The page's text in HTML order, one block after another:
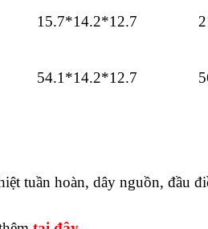
15.7*14.2*12.7
54.1*14.2*12.7
tuần hoàn, dây nguồn, đầu